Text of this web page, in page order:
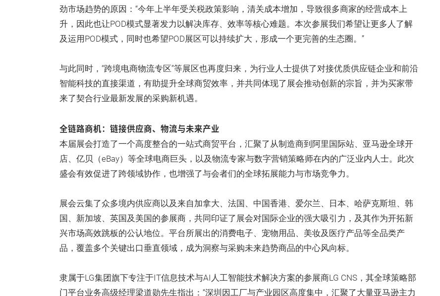
劲市场趋势的原因：“今年上半年受关税政策影响，清关成本增加，导致很多商家的经营成本上
升，因此也让POD模式显著发力以解决库存、效率等核心难题。本次参展我们希望让更多人了解
及运用POD模式，同时也希望POD展区可以持续扩大，形成一个更完善的生态圈。”
与此同时，“跨境电商物流专区”等展区也再度归来，为行业人士提供了对接优质供应链企业和前沿
智能科技的直接渠道，有助提升全球商贸效率，并共同体现了展会推动创新的宗旨，并为买家带
来了契合行业最新发展的采购新机遇。
全链路商机：链接供应商、物流与未来产业
本届展会打造了一个高度整合的一站式商贸平台，汇聚了从制造商到阿里国际站、亚马逊全球开
店、亿贝（eBay）等全球电商巨头，以及物流专家与数字营销策略师在内的广泛业内人士。此次
盛会有效促进了跨领域协作，也增强了与会者们的全球拓展能力与市场竞争力。
展会云集了众多境内供应商以及来自加拿大、法国、中国香港、爱尔兰、日本、哈萨克斯坦、韩
国、新加坡、英国及美国的参展商，共同印证了展会对国际企业的强大吸引力，及其作为开拓新
兴市场高效跳板的公认地位。平台所展出的消费电子、宠物用品、美妆及医疗产品等全品类产
品，覆盖多个关键出口垂直领域，成为洞察与采购未来趋势商品的中心风向标。
隶属于LG集团旗下专注于IT信息技术与AI人工智能技术解决方案的参展商LG CNS，其全球策略部
门平台业务高级经理梁道勋先生指出：“深圳因工厂与产业园区高度集中，汇聚了大量亚马逊主力